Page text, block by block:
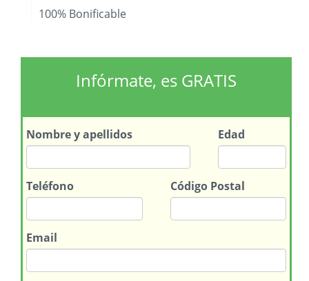
100% Bonificable
Infórmate, es GRATIS
Nombrey apellidos Edad
Teléfono Código Postal
Email